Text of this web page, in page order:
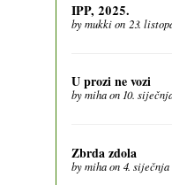
IPP, 2025.
bymukkion 23.
U prozi ne vozi
bymihaon 10.
Zbrda zdola
bymihaon 4.